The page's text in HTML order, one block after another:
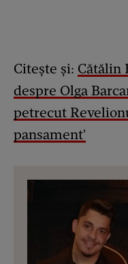
Citește și: Cătălin
despre Olga
petrecut
pansament'